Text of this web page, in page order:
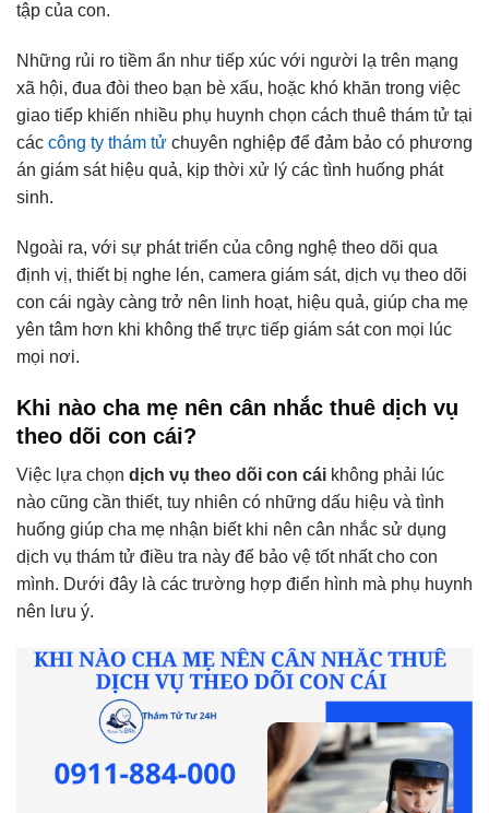
tập của con.
Những rủi ro tiềm ẩn như tiếp xúc với người lạ trên mạng
xã hội, đua đòi theo bạn bè xấu, hoặc khó khăn trong việc
giao tiếp khiến nhiều phụ huynh chọn cách thuê thám tử tại
các công ty thám tử chuyên nghiệp để đảm bảo có phương
án giám sát hiệu quả, kịp thời xử lý các tình huống phát
sinh.
Ngoài ra, với sự phát triển của công nghệ theo dõi qua
định vị, thiết bị nghe lén, camera giám sát, dịch vụ theo dõi
con cái ngày càng trở nên linh hoạt, hiệu quả, giúp cha mẹ
yên tâm hơn khi không thể trực tiếp giám sát con mọi lúc
mọi nơi.
Khi nào cha mẹ nên cân nhắc thuê dịch vụ
theo dõi con cái?
Việc lựa chọn dịch vụ theo dõi con cái không phải lúc
nào cũng cần thiết, tuy nhiên có những dấu hiệu và tình
huống giúp cha mẹ nhận biết khi nên cân nhắc sử dụng
dịch vụ thám tử điều tra này để bảo vệ tốt nhất cho con
mình. Dưới đây là các trường hợp điển hình mà phụ huynh
nên lưu ý.